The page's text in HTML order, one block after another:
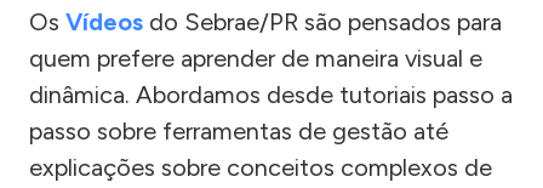
Os Vídeos do Sebrae/PR são pensados para
quem prefere aprender de maneira visual e
dinâmica. Abordamos desde tutoriais passo a
passo sobre ferramentas de gestão até
explicações sobre conceitos complexos de